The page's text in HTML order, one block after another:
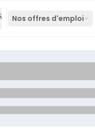
Nos offres d'emploi